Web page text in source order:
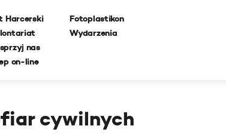
Harcerski
nas
on-line
Fotoplastikon
Wydarzenia
cywilnych